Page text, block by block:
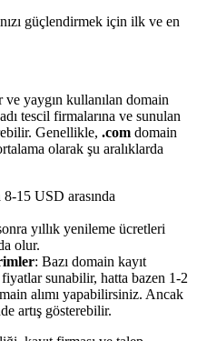
güçlendirmek için ilk ve en
ve yaygın kullanılan domain
tescil firmalarına ve sunulan
Genellikle, .com domain
olarak şu aralıklarda
8-15 USD arasında
yıllık yenileme ücretleri
olur.
: Bazı domain kayıt
sunabilir, hatta bazen 1-2
alımı yapabilirsiniz. Ancak
artış gösterebilir.